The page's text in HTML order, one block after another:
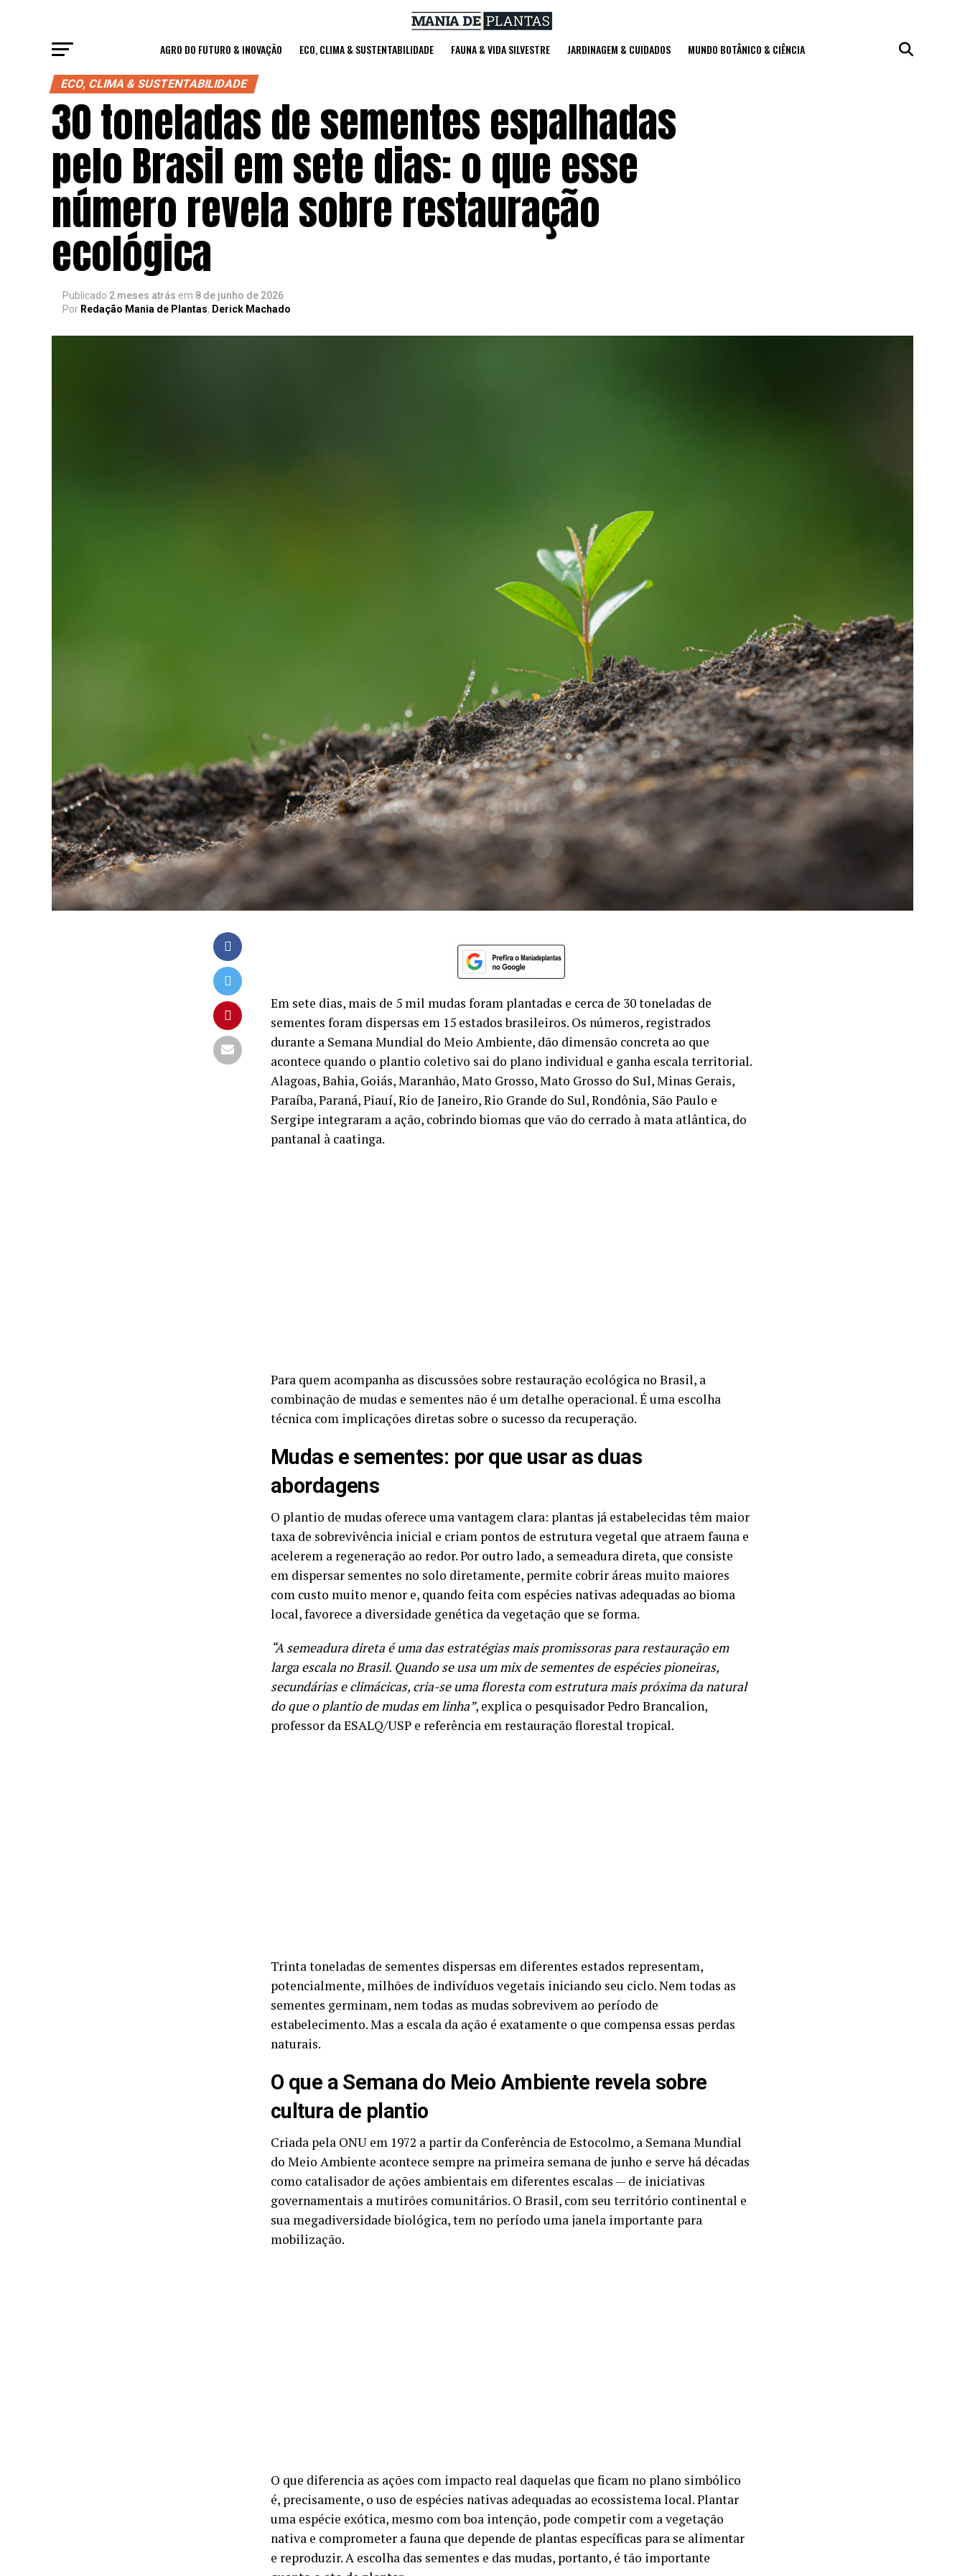
AGRO DO FUTURO & INOVAÇÃO ECO, CLIMA & SUSTENTABILIDADE FAUNA & VIDA SILVESTRE JARDINAGEM & CUIDADOS MUNDO BOTÂNICO & CIÊNCIA
ECO, CLIMA & SUSTENTABILIDADE
30 toneladas de sementes espalhadas
pelo Brasil em sete dias: o que esse
número revela sobre restauração
ecológica
Publicado 2 meses atrás em 8 de junho de 2026
Por Redação Mania de Plantas, Derick Machado
Em sete dias, mais de 5 mil mudas foram plantadas e cerca de 30 toneladas de
sementes foram dispersas em 15 estados brasileiros. Os números, registrados
durante a Semana Mundial do Meio Ambiente, dão dimensão concreta ao que
acontece quando o plantio coletivo sai do plano individual e ganha escala territorial.
Alagoas, Bahia, Goiás, Maranhão, Mato Grosso, Mato Grosso do Sul, Minas Gerais,
Paraíba, Paraná, Piauí, Rio de Janeiro, Rio Grande do Sul, Rondônia, São Paulo e
Sergipe integraram a ação, cobrindo biomas que vão do cerrado à mata atlântica, do
pantanal à caatinga.
Para quem acompanha as discussões sobre restauração ecológica no Brasil, a
combinação de mudas e sementes não é um detalhe operacional. É uma escolha
técnica com implicações diretas sobre o sucesso da recuperação.
Mudas e sementes: por que usar as duas
abordagens
O plantio de mudas oferece uma vantagem clara: plantas já estabelecidas têm maior
taxa de sobrevivência inicial e criam pontos de estrutura vegetal que atraem fauna e
acelerem a regeneração ao redor. Por outro lado, a semeadura direta, que consiste
em dispersar sementes no solo diretamente, permite cobrir áreas muito maiores
com custo muito menor e, quando feita com espécies nativas adequadas ao bioma
local, favorece a diversidade genética da vegetação que se forma.
“A semeadura direta é uma das estratégias mais promissoras para restauração em
larga escala no Brasil. Quando se usa um mix de sementes de espécies pioneiras,
secundárias e climácicas, cria-se uma floresta com estrutura mais próxima da natural
do que o plantio de mudas em linha”, explica o pesquisador Pedro Brancalion,
professor da ESALQ/USP e referência em restauração florestal tropical.
Trinta toneladas de sementes dispersas em diferentes estados representam,
potencialmente, milhões de indivíduos vegetais iniciando seu ciclo. Nem todas as
sementes germinam, nem todas as mudas sobrevivem ao período de
estabelecimento. Mas a escala da ação é exatamente o que compensa essas perdas
naturais.
O que a Semana do Meio Ambiente revela sobre
cultura de plantio
Criada pela ONU em 1972 a partir da Conferência de Estocolmo, a Semana Mundial
do Meio Ambiente acontece sempre na primeira semana de junho e serve há décadas
como catalisador de ações ambientais em diferentes escalas — de iniciativas
governamentais a mutirões comunitários. O Brasil, com seu território continental e
sua megadiversidade biológica, tem no período uma janela importante para
mobilização.
O que diferencia as ações com impacto real daquelas que ficam no plano simbólico
é, precisamente, o uso de espécies nativas adequadas ao ecossistema local. Plantar
uma espécie exótica, mesmo com boa intenção, pode competir com a vegetação
nativa e comprometer a fauna que depende de plantas específicas para se alimentar
e reproduzir. A escolha das sementes e das mudas, portanto, é tão importante